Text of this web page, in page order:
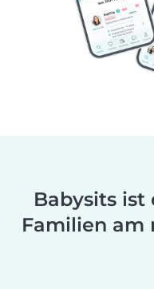
Babysits
Familien am